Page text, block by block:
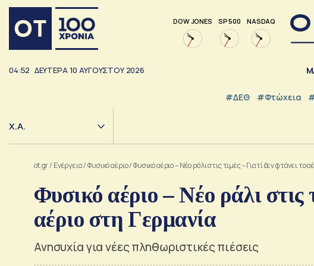
DOW JONES SP 500 NASDAQ
04:52 ΔΕΥΤΕΡΑ10 ΑΥΓΟΥΣΤΟΥ 2026
#ΔΕΘ #Φτώχεια
Χ.Α.
ot.gr/ Ενέργεια/Φυσικό αέριο/Φυσικό αέριο – Νέο ράλι στις τιμές – Γιατί δεν φτάνει το
Φυσικό αέριο – Νέο ράλι στις
αέριο στη Γερμανία
Ανησυχία για νέες πληθωριστικές πιέσεις